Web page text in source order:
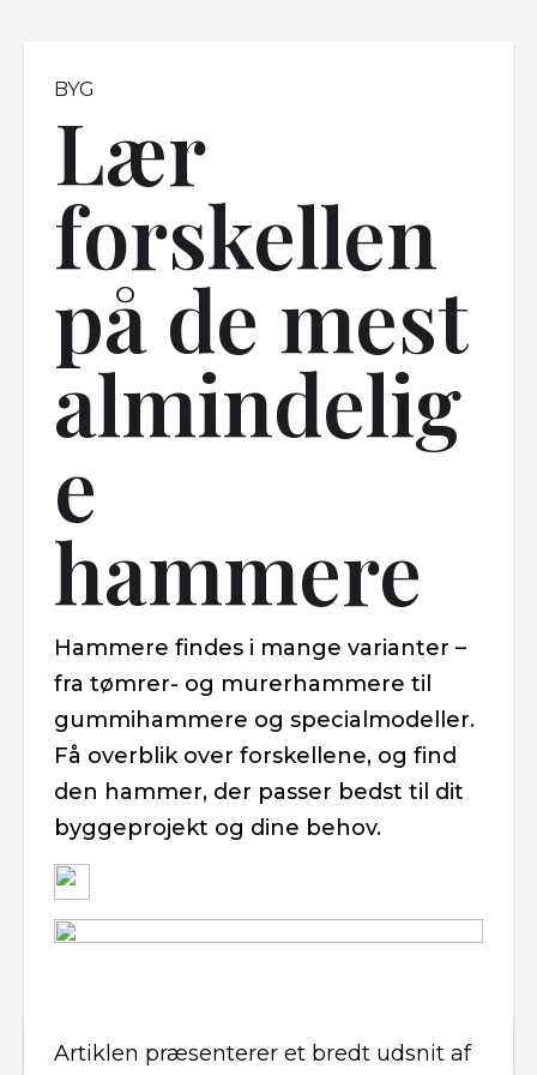
Lær
forskellen
på de mest
almindelig
e
hammere
BYG
Hammere findes i mange varianter –
fra tømrer- og murerhammere til
gummihammere og specialmodeller.
Få overblik over forskellene, og find
den hammer, der passer bedst til dit
byggeprojekt og dine behov.
Artiklen præsenterer et bredt udsnit af